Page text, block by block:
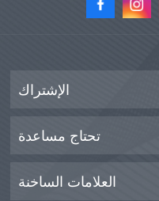
الإشتراك
تحتاج مساعدة
العلامات الساخنة